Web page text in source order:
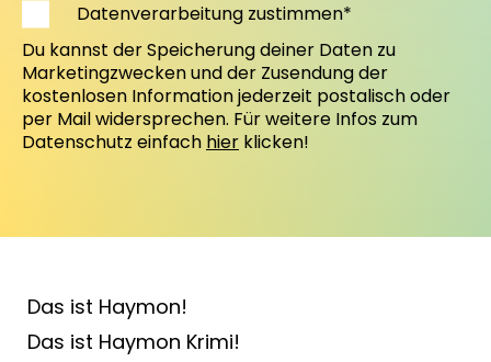
Datenverarbeitung zustimmen*
Du kannst der Speicherung deiner Daten zu
Marketingzwecken und der Zusendung der
kostenlosen Information jederzeit postalisch oder
per Mail widersprechen. Für weitere Infos zum
Datenschutz einfach hier klicken!
Das ist Haymon!
Das ist Haymon Krimi!